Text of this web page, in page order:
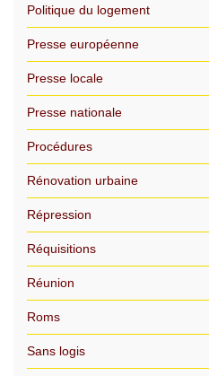
Politique du logement
Presse européenne
Presse locale
Presse nationale
Procédures
Rénovation urbaine
Répression
Réquisitions
Réunion
Roms
Sans logis